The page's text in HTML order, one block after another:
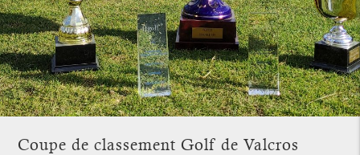
Coupe de classement Golf de Valcros